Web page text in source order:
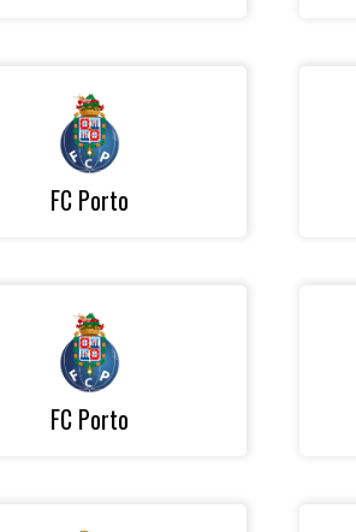
FC Porto
FC Porto